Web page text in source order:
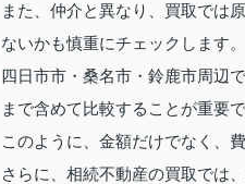
また、仲介と異なり、買取では
ないかも慎重にチェックします。
四日市市・桑名市・鈴鹿市周辺
まで含めて比較することが重要で
このように、金額だけでなく、
さらに、相続不動産の買取では